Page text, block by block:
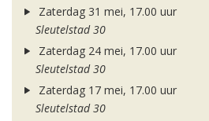
Zaterdag 31 mei, 17.00 uur
Sleutelstad 30
Zaterdag 24 mei, 17.00 uur
Sleutelstad 30
Zaterdag 17 mei, 17.00 uur
Sleutelstad 30